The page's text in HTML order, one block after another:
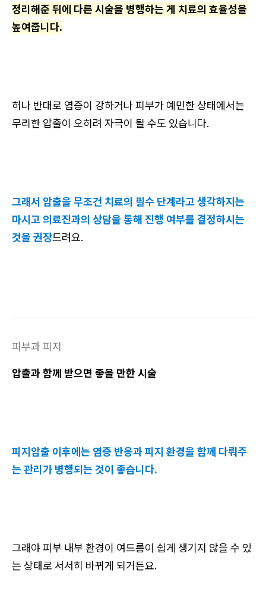
정리해준 뒤에 다른 시술을 병행하는 게 치료의 효율성을
높여줍니다.
허나 반대로 염증이 강하거나 피부가 예민한 상태에서는
무리한 압출이 오히려 자극이 될 수도 있습니다.
그래서 압출을 무조건 치료의 필수 단계라고 생각하지는
마시고 의료진과의 상담을 통해 진행 여부를 결정하시는
것을 권장드려요.
피부과 피지
압출과 함께 받으면 좋을 만한 시술
피지압출 이후에는 염증 반응과 피지 환경을 함께 다뤄주
는 관리가 병행되는 것이 좋습니다.
그래야 피부 내부 환경이 여드름이 쉽게 생기지 않을 수 있
는 상태로 서서히 바뀌게 되거든요.